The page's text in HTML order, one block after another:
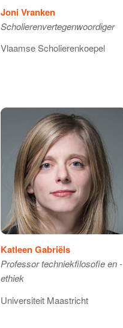
Joni Vranken
Scholierenvertegenwoordiger
Vlaamse Scholierenkoepel
Katleen Gabriëls
Professor techniekfilosofie en -
ethiek
Universiteit Maastricht